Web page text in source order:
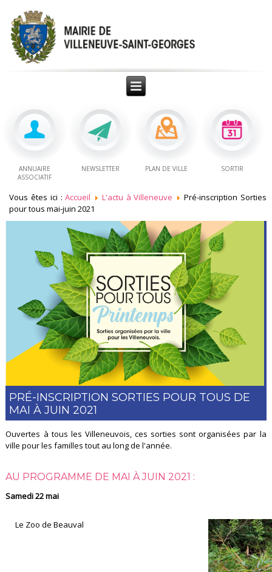
ANNUAIRE
ASSOCIATIF
NEWSLETTER PLAN DE VILLE SORTIR
Vous êtes ici :Accueil L'actu à Villeneuve
Pré-inscription Sorties
pour tous mai-juin 2021
PRÉ-INSCRIPTION SORTIES POUR TOUS DE
MAI À JUIN 2021
Ouvertes à tous les Villeneuvois, ces sorties sont organisées par la
ville pour les familles tout au long de l'année.
AU PROGRAMME DE MAI À JUIN 2021 :
Samedi 22 mai
Le Zoo de Beauval